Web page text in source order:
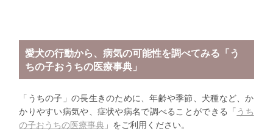
愛犬の行動から、病気の可能性を調べてみる「 う
ちの子おうちの医療事典」
「うちの子」の長生きのために、年齢や季節、犬種など、か
かりやすい病気や、症状や病名で調べることができる「 うち
の子おうちの医療事典 」をご利用ください。